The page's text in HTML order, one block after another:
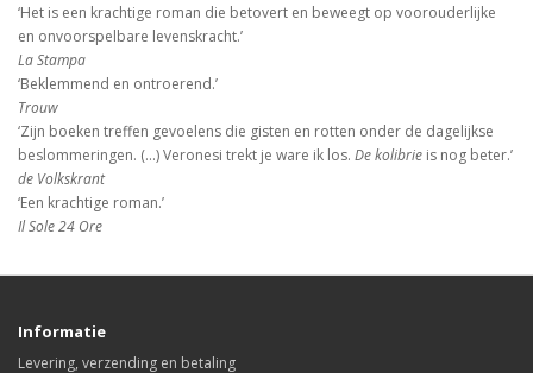
‘Het is een krachtige roman die betovert en beweegt op voorouderlijke
en onvoorspelbare levenskracht.’
La Stampa
‘Beklemmend en ontroerend.’
Trouw
‘Zijn boeken treffen gevoelens die gisten en rotten onder de dagelijkse
beslommeringen. (...) Veronesi trekt je ware ik los. De kolibrie is nog beter.’
de Volkskrant
‘Een krachtige roman.’
Il Sole 24 Ore
Informatie
Levering, verzending en betaling